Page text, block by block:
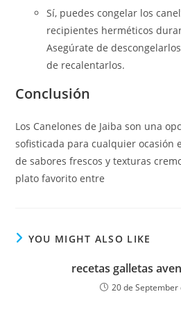
Sí, puedes congelar los
recipientes herméticos
Asegúrate de
de recalentarlos.
Conclusión
Los Canelones de Jaiba son una
sofisticada para cualquier ocasión
de sabores frescos y texturas
plato favorito entre
YOU MIGHT ALSO LIKE
recetas galletas
20 de September